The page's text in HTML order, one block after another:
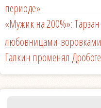
периоде»
«Мужик на 200%»:
любовницами-воровками
Галкин променял